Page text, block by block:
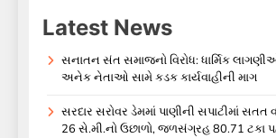
Latest News
સનાતન સંત સમાજનો વિરોધ: ધાર્મિક
અનેક નેતાઓ સામે કડક કાર્યવાહીની માગ
સરદાર સરોવર ડેમમાં પાણીની સપાટીમાં સતત
26 સે.મી.નો ઉછાળો, જળસંગ્રહ 80.71 ટકા